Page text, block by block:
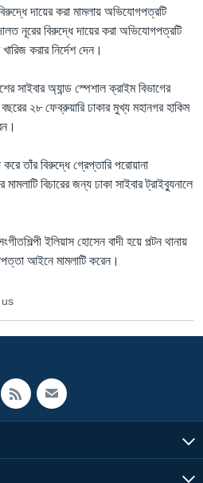
দায়ের করা মামলায় অভিযোগপত্রটি
নূরের বিরুদ্ধে দায়ের করা অভিযোগপত্রটি
করার নির্দেশ দেন।
সাইবার অ্যান্ড স্পেশাল ক্রাইম বিভাগের
২৮ ফেব্রুয়ারি ঢাকার মুখ্য মহানগর হাকিম
তাঁর বিরুদ্ধে গ্রেপ্তারি পরোয়ানা
বিচারের জন্য ঢাকা সাইবার ট্রাইব্যুনালে
ইলিয়াস হোসেন বাদী হয়ে পল্টন থানায়
আইনে মামলাটি করেন।